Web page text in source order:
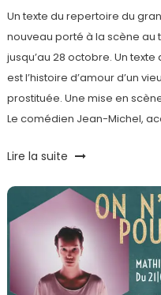
Un texte du repertoire du
nouveau porté à la scène au
jusqu’au 28 octobre. Un
est l’histoire d’amour d’un
prostituée. Une mise en
Le comédien Jean-Michel,
Lire la suite